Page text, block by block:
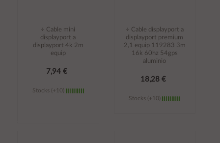
÷ Cable mini
displayport a
displayport 4k 2m
equip
7,94 €
Stocks (+10)
÷ Cable displayport a
displayport premium
2,1 equip 119283 3m
16k 60hz 54gps
aluminio
18,28 €
Stocks (+10)